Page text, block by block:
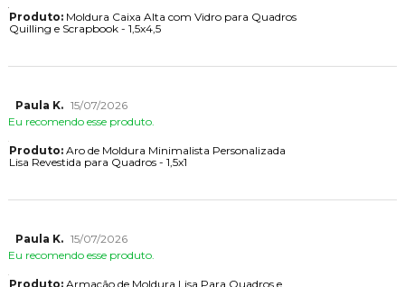
Produto:Moldura Caixa Alta com Vidro para Quadros
Quilling e Scrapbook - 1,5x4,5
Paula K. 15/07/2026
Eu recomendo esse produto.
Produto:Aro de Moldura Minimalista Personalizada
Lisa Revestida para Quadros - 1,5x1
Paula K. 15/07/2026
Eu recomendo esse produto.
Produto:Armação de Moldura Lisa Para Quadros e